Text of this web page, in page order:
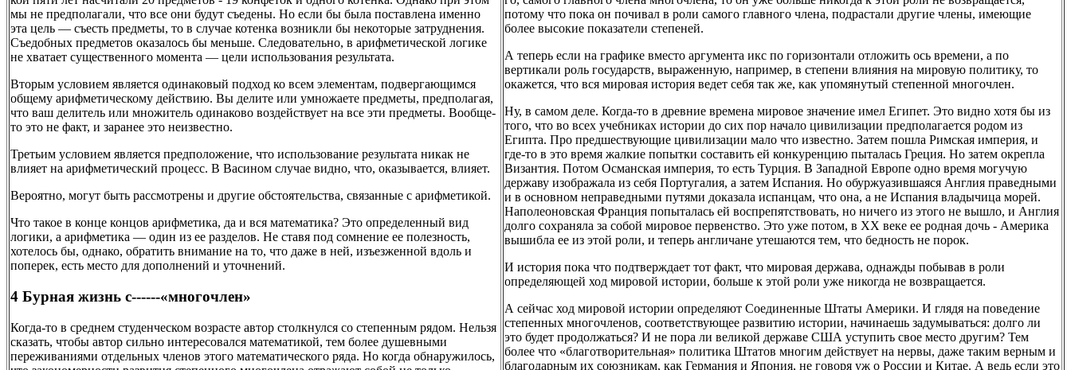
мы не предполагали, что все они будут съедены. Но если бы была поставлена именно
эта цель — съесть предметы, то в случае котенка возникли бы некоторые затруднения.
Съедобных предметов оказалось бы меньше. Следовательно, в арифметической логике
не хватает существенного момента — цели использования результата.
Вторым условием является одинаковый подход ко всем элементам, подвергающимся
общему арифметическому действию. Вы делите или умножаете предметы, предполагая,
что ваш делитель или множитель одинаково воздействует на все эти предметы. Вообще-
то это не факт, и заранее это неизвестно.
Третьим условием является предположение, что использование результата никак не
влияет на арифметический процесс. В Васином случае видно, что, оказывается, влияет.
Вероятно, могут быть рассмотрены и другие обстоятельства, связанные с арифметикой.
Что такое в конце концов арифметика, да и вся математика? Это определенный вид
логики, а арифметика — один из ее разделов. Не ставя под сомнение ее полезность,
хотелось бы, однако, обратить внимание на то, что даже в ней, изъезженной вдоль и
поперек, есть место для дополнений и уточнений.
4 Бурная жизнь с------«многочлен»
Когда-то в среднем студенческом возрасте автор столкнулся со степенным рядом. Нельзя
сказать, чтобы автор сильно интересовался математикой, тем более душевными
переживаниями отдельных членов этого математического ряда. Но когда обнаружилось,
потому что пока он почивал в роли самого главного члена, подрастали другие члены, имеющие
более высокие показатели степеней.
А теперь если на графике вместо аргумента икс по горизонтали отложить ось времени, а по
вертикали роль государств, выраженную, например, в степени влияния на мировую политику, то
окажется, что вся мировая история ведет себя так же, как упомянутый степенной многочлен.
Ну, в самом деле. Когда-то в древние времена мировое значение имел Египет. Это видно хотя бы из
того, что во всех учебниках истории до сих пор начало цивилизации предполагается родом из
Египта. Про предшествующие цивилизации мало что известно. Затем пошла Римская империя, и
где-то в это время жалкие попытки составить ей конкуренцию пыталась Греция. Но затем окрепла
Византия. Потом Османская империя, то есть Турция. В Западной Европе одно время могучую
державу изображала из себя Португалия, а затем Испания. Но обуржуазившаяся Англия праведными
и в основном неправедными путями доказала испанцам, что она, а не Испания владычица морей.
Наполеоновская Франция попыталась ей воспрепятствовать, но ничего из этого не вышло, и Англия
долго сохраняла за собой мировое первенство. Это уже потом, в XX веке ее родная дочь - Америка
вышибла ее из этой роли, и теперь англичане утешаются тем, что бедность не порок.
И история пока что подтверждает тот факт, что мировая держава, однажды побывав в роли
определяющей ход мировой истории, больше к этой роли уже никогда не возвращается.
А сейчас ход мировой истории определяют Соединенные Штаты Америки. И глядя на поведение
степенных многочленов, соответствующее развитию истории, начинаешь задумываться: долго ли
это будет продолжаться? И не пора ли великой державе США уступить свое место другим? Тем
более что «благотворительная» политика Штатов многим действует на нервы, даже таким верным и
благодарным их союзникам, как Германия и Япония, не говоря уж о России и Китае. А ведь если это